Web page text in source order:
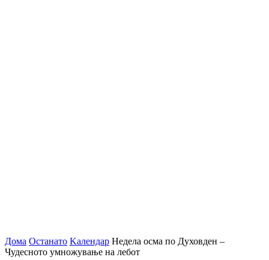
Дома Останато Kалендар Недела осма по Духовден –
Чудесното умножување на лебот